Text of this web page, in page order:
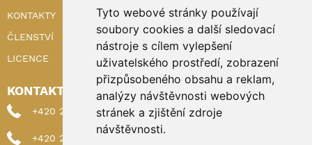
Tyto webové stránky používají
soubory cookies a další sledovací
nástroje s cílem vylepšení
uživatelského prostředí, zobrazení
přizpůsobeného obsahu a reklam,
analýzy návštěvnosti webových
stránek a zjištění zdroje
návštěvnosti.
KONTAKTY
ČLENSTVÍ
LICENCE
KONTAKTY
+420 222 898 224 (sekretariat)
+420 222 898 221 (členství)